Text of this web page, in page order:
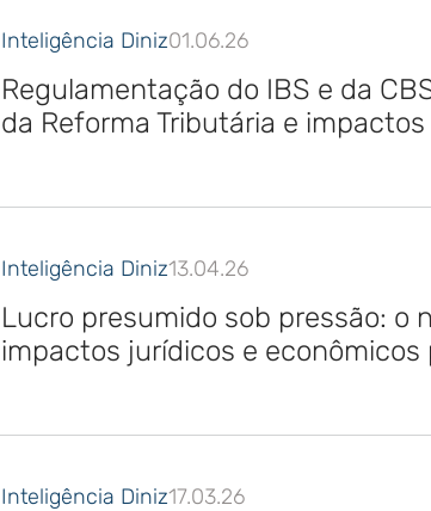
Inteligência Diniz01.06.26
Regulamentação do IBS e da
da Reforma Tributária e
Inteligência Diniz13.04.26
Lucro presumido sob pressão: o
impactos jurídicos e econômicos
Inteligência Diniz17.03.26